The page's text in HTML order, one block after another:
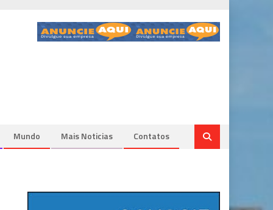
Mundo Mais Noticias Contatos